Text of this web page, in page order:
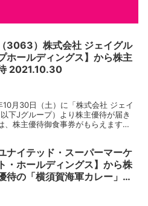
（3063）株式会社 ジェイグル
ホールディングス】から株主
2021.10.30
月30日（土）に「株式会社 ジェイ
下Jグループ）より株主優待が届き
、株主優待御食事券がもらえます。
ユナイテッド・スーパーマーケ
・ホールディングス】から株
待の「横須賀海軍カレー」が